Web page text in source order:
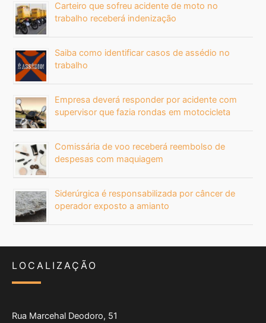
Carteiro que sofreu acidente de moto no
trabalho receberá indenização
Saiba como identificar casos de assédio no
trabalho
Empresa deverá responder por acidente com
supervisor que fazia rondas em motocicleta
Comissária de voo receberá reembolso de
despesas com maquiagem
Siderúrgica é responsabilizada por câncer de
operador exposto a amianto
LOCALIZAÇÃO
Rua Marcehal Deodoro, 51